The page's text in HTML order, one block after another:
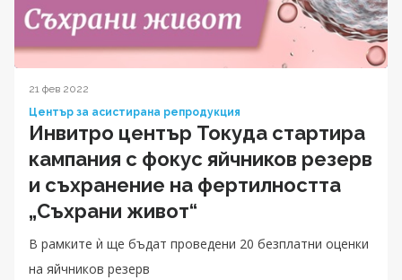
21 фев 2022
Център за асистирана репродукция
Инвитро център Токуда стартира
кампания с фокус яйчников резерв
и съхранение на фертилността
„Съхрани живот“
В рамките ѝ ще бъдат проведени 20 безплатни оценки
на яйчников резерв